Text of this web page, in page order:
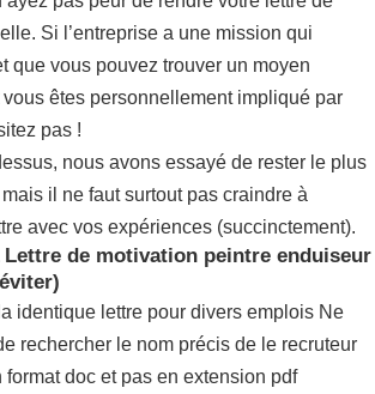
Si l’entreprise a une mission qui
que vous pouvez trouver un moyen
vous êtes personnellement impliqué par
pas !
nous avons essayé de rester le plus
il ne faut surtout pas craindre à
avec vos expériences (succinctement).
Lettre de motivation peintre enduiseur
identique lettre pour divers emplois Ne
rechercher le nom précis de le recruteur
format doc et pas en extension pdf